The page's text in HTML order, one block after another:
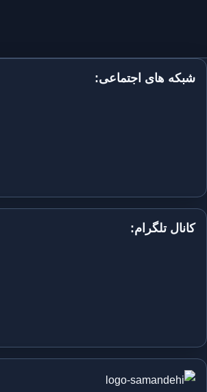
شبکه های اجتماعی:
کانال تلگرام: